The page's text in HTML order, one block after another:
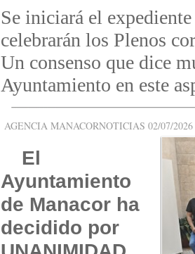
Se iniciará el
celebrarán los Plenos
Un consenso que dice
Ayuntamiento en este
AGENCIA MANACORNOTICIAS 02/07/
El
Ayuntamiento
de Manacor ha
decidido por